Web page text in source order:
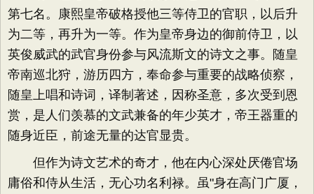
第七名。康熙皇帝破格授他三等侍卫的官职，以后升
为二等，再升为一等。作为皇帝身边的御前侍卫，以
英俊威武的武官身份参与风流斯文的诗文之事。随皇
帝南巡北狩，游历四方，奉命参与重要的战略侦察，
随皇上唱和诗词，译制著述，因称圣意，多次受到恩
赏，是人们羡慕的文武兼备的年少英才，帝王器重的
随身近臣，前途无量的达官显贵。
但作为诗文艺术的奇才，他在内心深处厌倦官场
庸俗和侍从生活，无心功名利禄。虽"身在高门广厦，